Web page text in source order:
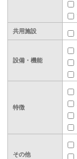
共用施設
設備・機能
特徴
その他